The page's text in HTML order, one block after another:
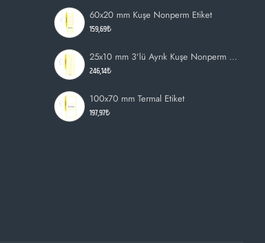
60x20 mm Kuşe Nonperm Etiket
159,69₺
25x10 mm 3'lü Ayrık Kuşe Nonperm Etiket
246,14₺
100x70 mm Termal Etiket
197,97₺